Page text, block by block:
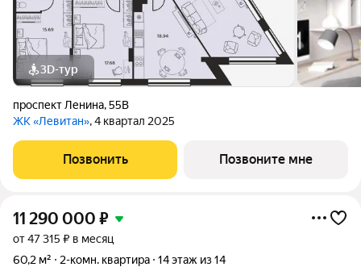
3D-тур
проспект Ленина,55В
ЖК «Левитан», 4 квартал 2025
Позвонить Позвоните мне
11 290 000 ₽
от 47 315 ₽ в месяц
60,2 м²
2-комн. квартира 14 этаж из 14